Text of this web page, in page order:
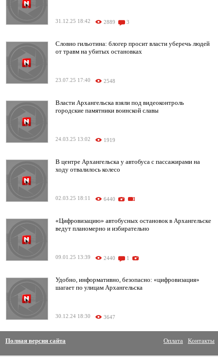
31.12.25 18:42 2889 3
Словно гильотина: блогер просит власти уберечь людей
от травм на убитых остановках
23.07.25 17:40 2548
Власти Архангельска взяли под видеоконтроль
городские памятники воинской славы
24.03.25 13:02 1919
В центре Архангельска у автобуса с пассажирами на
ходу отвалилось колесо
02.03.25 18:11 6440
«Цифровизацию» автобусных остановок в Архангельске
ведут планомерно и избирательно
09.01.25 13:39 2440 1
Удобно, информативно, безопасно: «цифровизация»
шагает по улицам Архангельска
30.12.24 18:30 3647
Полная версия сайта Оплата Контакты